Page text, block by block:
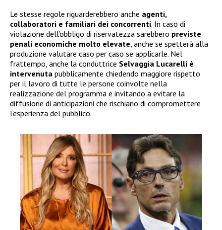
Le stesse regole riguarderebbero anche agenti,
collaboratori e familiari dei concorrenti. In caso di
violazione dell’obbligo di riservatezza sarebbero previste
penali economiche molto elevate, anche se spetterà alla
produzione valutare caso per caso se applicarle. Nel
frattempo, anche la conduttrice Selvaggia Lucarelli è
intervenuta pubblicamente chiedendo maggiore rispetto
per il lavoro di tutte le persone coinvolte nella
realizzazione del programma e invitando a evitare la
diffusione di anticipazioni che rischiano di compromettere
l’esperienza del pubblico.